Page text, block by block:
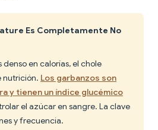
Es Completamente No
denso en calorías, el chole
nutrición. Los garbanzos son
y tienen un índice glucémico
el azúcar en sangre. La clave
y frecuencia.